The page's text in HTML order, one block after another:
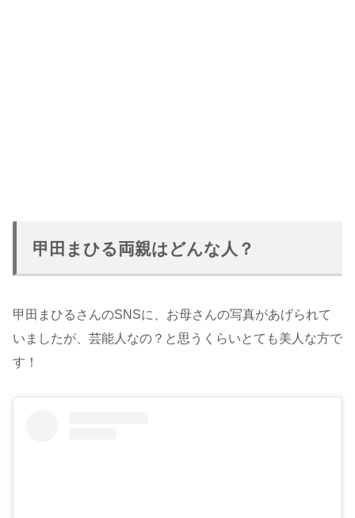
甲田まひる両親はどんな人？
甲田まひるさんのSNSに、お母さんの写真があげられて
いましたが、芸能人なの？と思うくらいとても美人な方で
す！